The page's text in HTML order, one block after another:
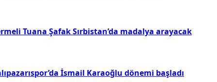
Tuana Şafak Sırbistan’da madalya arayacak
İsmail Karaoğlu dönemi başladı